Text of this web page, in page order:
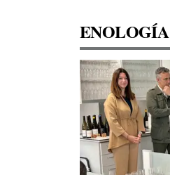
ENOLOGÍA